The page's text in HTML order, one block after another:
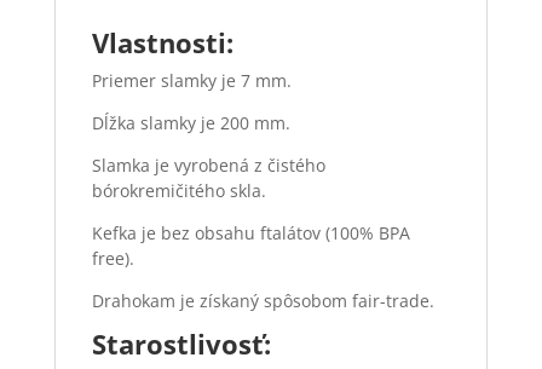
Vlastnosti:
Priemer slamky je 7 mm.
Dĺžka slamky je 200 mm.
Slamka je vyrobená z čistého
bórokremičitého skla.
Kefka je bez obsahu ftalátov (100% BPA
free).
Drahokam je získaný spôsobom fair-trade.
Starostlivosť: